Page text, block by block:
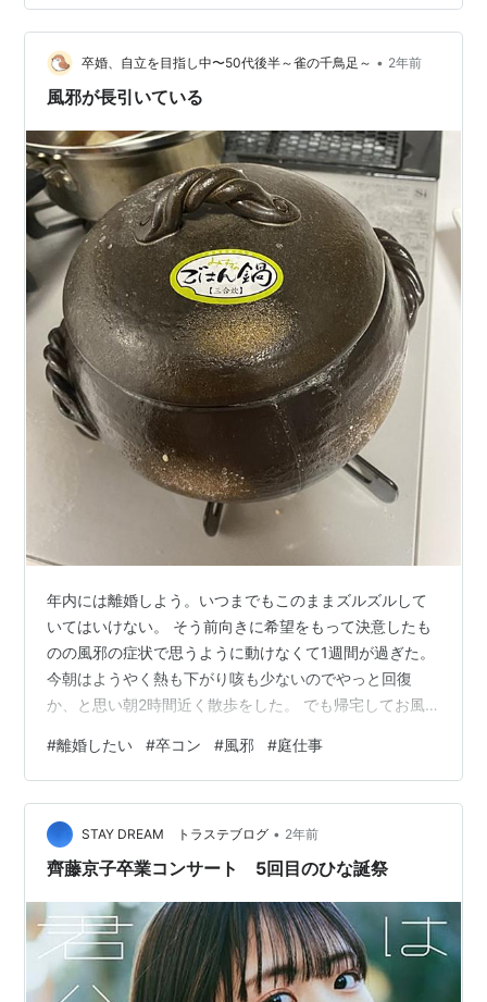
を身につける事も、もっともっと身銭を切らなければい
けないかもしれない。その為に、それなりの給料をもら
っていると言われると、確かにいろいろさぼっている
な、と思わされた。単純に仕事の成果としての給与では
昨…
卒婚、自立を目指し中〜50代後半～雀の千鳥足～ • 2年前
風邪が長引いている
年内には離婚しよう。いつまでもこのままズルズルして
いてはいけない。 そう前向きに希望をもって決意したも
のの風邪の症状で思うように動けなくて1週間が過ぎた。
今朝はようやく熱も下がり咳も少ないのでやっと回復
か、と思い朝2時間近く散歩をした。 でも帰宅してお風
を炊くつもりで鍋で浸水していたけれど食欲もなく、お
昼におもちを焼いた。 フライパンにおもちを2個並べて
ふたをして、10分弱火で焼いている間に庭に出た。 小さ
いけれど庭があり、私は生ごみはすべて庭で土に反して
いるが、窓から庭に最近は直接ゴミを捨てている。 その
#離婚したい #卒コン #風邪 #庭仕事
STAY DREAM トラステブログ • 2年前
齊藤京子卒業コンサート 5回目のひな誕祭